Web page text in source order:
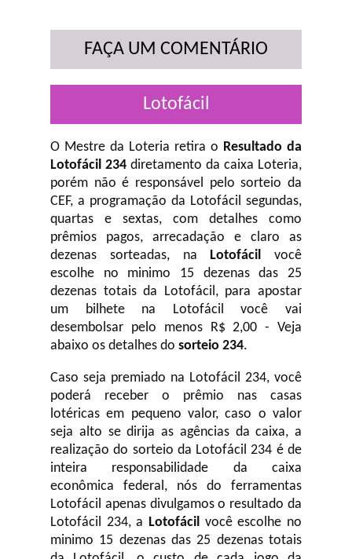
FAÇA UM COMENTÁRIO
Lotofácil
O Mestre da Loteria retira o Resultado da
Lotofácil 234 diretamento da caixa Loteria,
porém não é responsável pelo sorteio da
CEF, a programação da Lotofácil segundas,
quartas e sextas, com detalhes como
prêmios pagos, arrecadação e claro as
dezenas sorteadas, na Lotofácil você
escolhe no minimo 15 dezenas das 25
dezenas totais da Lotofácil, para apostar
um bilhete na Lotofácil você vai
desembolsar pelo menos R$ 2,00 - Veja
abaixo os detalhes do sorteio 234.
Caso seja premiado na Lotofácil 234, você
poderá receber o prêmio nas casas
lotéricas em pequeno valor, caso o valor
seja alto se dirija as agências da caixa, a
realização do sorteio da Lotofácil 234 é de
inteira responsabilidade da caixa
econômica federal, nós do ferramentas
Lotofácil apenas divulgamos o resultado da
Lotofácil 234, a Lotofácil você escolhe no
minimo 15 dezenas das 25 dezenas totais